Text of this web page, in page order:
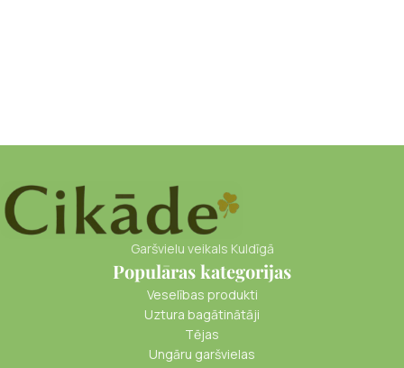
Garšvielu veikals Kuldīgā
Populāras kategorijas
Veselības produkti
Uztura bagātinātāji
Tējas
Ungāru garšvielas